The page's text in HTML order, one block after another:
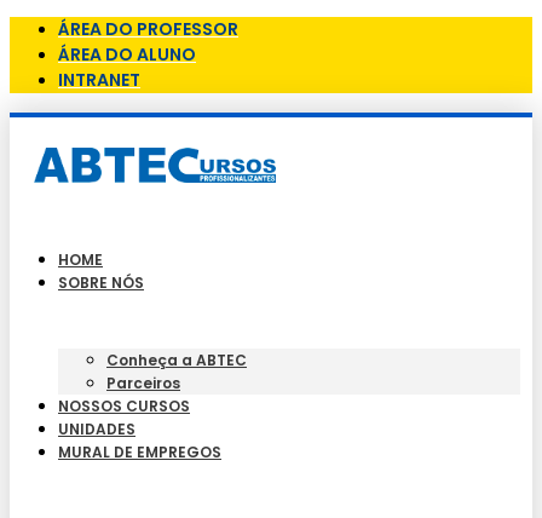
ÁREA DO PROFESSOR
ÁREA DO ALUNO
INTRANET
HOME
SOBRE NÓS
Conheça a ABTEC
Parceiros
NOSSOS CURSOS
UNIDADES
MURAL DE EMPREGOS